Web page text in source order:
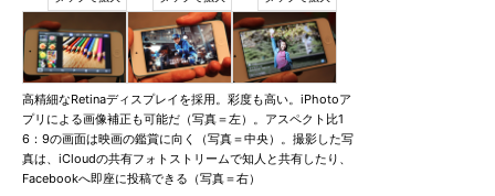
高精細なRetinaディスプレイを採用。彩度も高い。iPhotoア
プリによる画像補正も可能だ（写真＝左）。アスペクト比1
6：9の画面は映画の鑑賞に向く（写真＝中央）。撮影した写
真は、iCloudの共有フォトストリームで知人と共有したり、
Facebookへ即座に投稿できる（写真＝右）